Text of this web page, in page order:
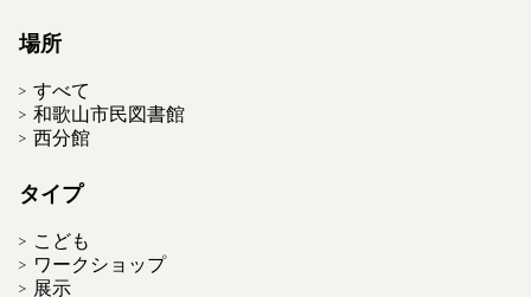
場所
すべて
和歌山市民図書館
西分館
タイプ
こども
ワークショップ
展示